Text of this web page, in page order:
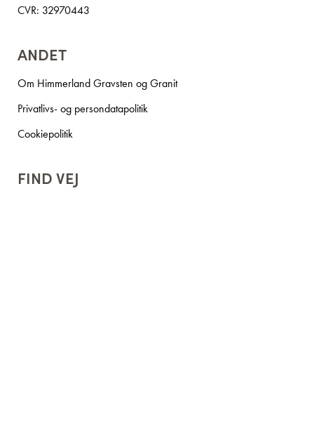
CVR: 32970443
ANDET
Om Himmerland Gravsten og Granit
Privatlivs- og persondatapolitik
Cookiepolitik
FIND VEJ